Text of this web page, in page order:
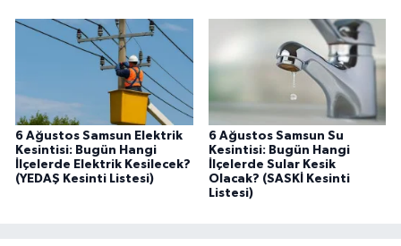
6 Ağustos Samsun Elektrik
Kesintisi: Bugün Hangi
İlçelerde Elektrik Kesilecek?
(YEDAŞ Kesinti Listesi)
6 Ağustos Samsun Su
Kesintisi: Bugün Hangi
İlçelerde Sular Kesik
Olacak? (SASKİ Kesinti
Listesi)